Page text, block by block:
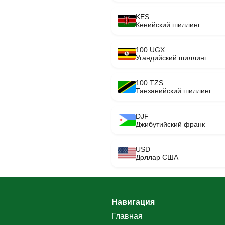
KES
Кенийский шиллинг
100 UGX
Угандийский шиллинг
100 TZS
Танзанийский шиллинг
DJF
Джибутийский франк
USD
Доллар США
Навигация
Главная